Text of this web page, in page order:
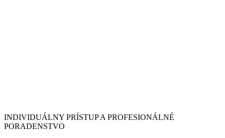
INDIVIDUÁLNY PRÍSTUP A PROFESIONÁLNÉ
PORADENSTVO